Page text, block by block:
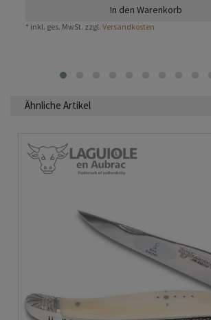
In den Warenkorb
* inkl. ges. MwSt. zzgl.Versandkosten
Ähnliche Artikel